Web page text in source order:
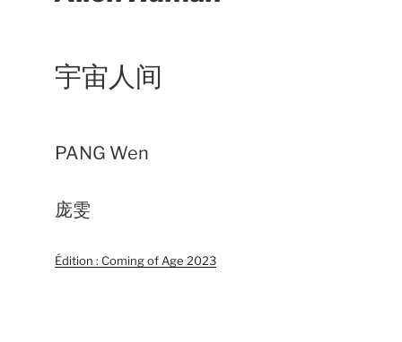
宇宙人间
PANG Wen
庞雯
Édition : Coming of Age 2023